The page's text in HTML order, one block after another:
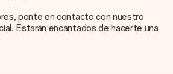
ponte en contacto con nuestro
Estarán encantados de hacerte una